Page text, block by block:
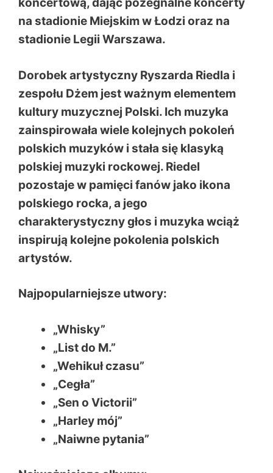
na stadionie Miejskim w Łodzi oraz na
stadionie Legii Warszawa.
Dorobek artystyczny Ryszarda Riedla i
zespołu Dżem jest ważnym elementem
kultury muzycznej Polski. Ich muzyka
zainspirowała wiele kolejnych pokoleń
polskich muzyków i stała się klasyką
polskiej muzyki rockowej. Riedel
pozostaje w pamięci fanów jako ikona
polskiego rocka, a jego
charakterystyczny głos i muzyka wciąż
inspirują kolejne pokolenia polskich
artystów.
Najpopularniejsze utwory:
„Whisky”
„List do M.”
„Wehikuł czasu”
„Cegła”
„Sen o Victorii”
„Harley mój”
„Naiwne pytania”